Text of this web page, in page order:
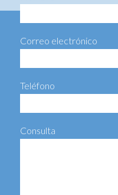
Correo electrónico
Teléfono
Consulta